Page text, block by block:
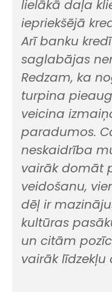
lielākā daļa
iepriekšējā
Arī banku
saglabājas
Redzam, ka
turpina
veicina
paradumos.
neskaidrība
vairāk domāt
veidošanu,
dēļ ir
kultūras
un citām
vairāk līdzekļu